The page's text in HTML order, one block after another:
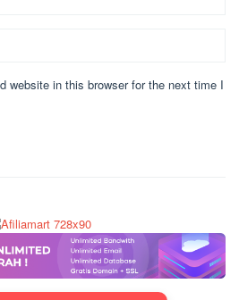
website in this browser for the next time I